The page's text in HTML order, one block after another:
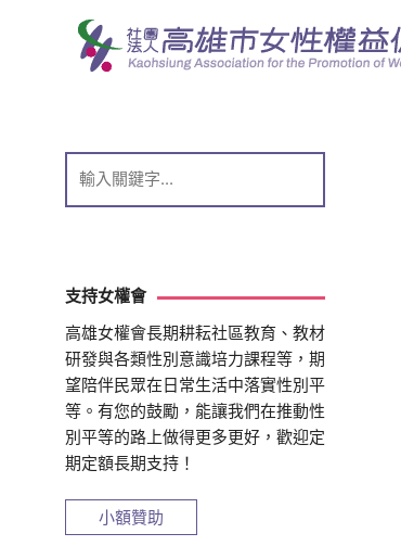
支持女權會
高雄女權會長期耕耘社區教育、教材
研發與各類性別意識培力課程等，期
望陪伴民眾在日常生活中落實性別平
等。有您的鼓勵，能讓我們在推動性
別平等的路上做得更多更好，歡迎定
期定額長期支持！
小額贊助